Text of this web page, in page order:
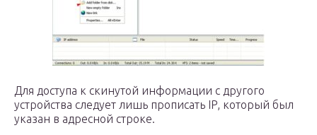
Для доступа к скинутой информации с другого
устройства следует лишь прописать IP, который был
указан в адресной строке.